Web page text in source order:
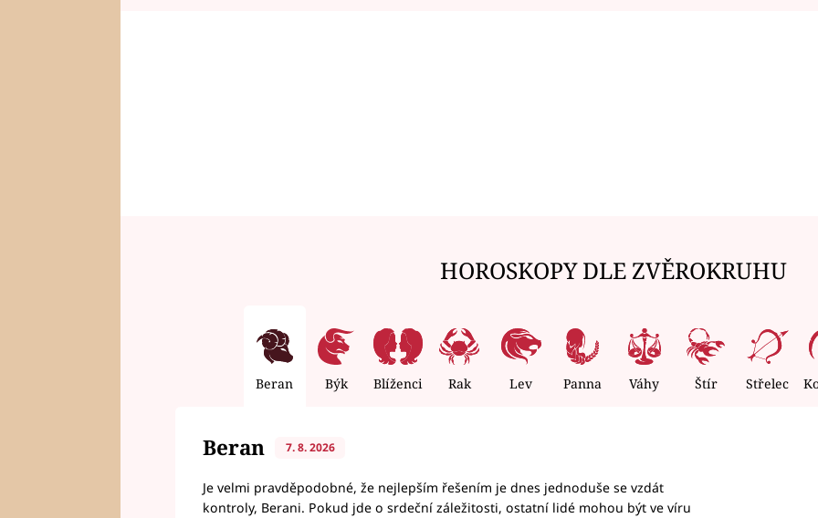
HOROSKOPY DLE ZVĚROKRUHU
Beran Býk Blíženci Rak Lev Panna Váhy Štír Střelec
Beran 7. 8. 2026
Je velmi pravděpodobné, že nejlepším řešením je dnes jednoduše se vzdát
kontroly, Berani. Pokud jde o srdeční záležitosti, ostatní lidé mohou být ve víru